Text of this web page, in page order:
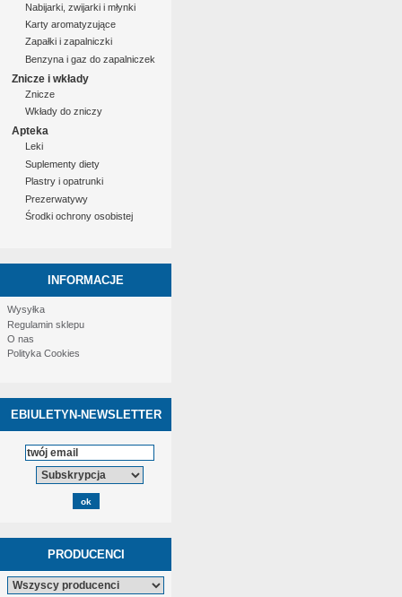
Nabijarki, zwijarki i młynki
Karty aromatyzujące
Zapałki i zapalniczki
Benzyna i gaz do zapalniczek
Znicze i wkłady
Znicze
Wkłady do zniczy
Apteka
Leki
Suplementy diety
Plastry i opatrunki
Prezerwatywy
Środki ochrony osobistej
INFORMACJE
Wysyłka
Regulamin sklepu
O nas
Polityka Cookies
EBIULETYN-NEWSLETTER
PRODUCENCI